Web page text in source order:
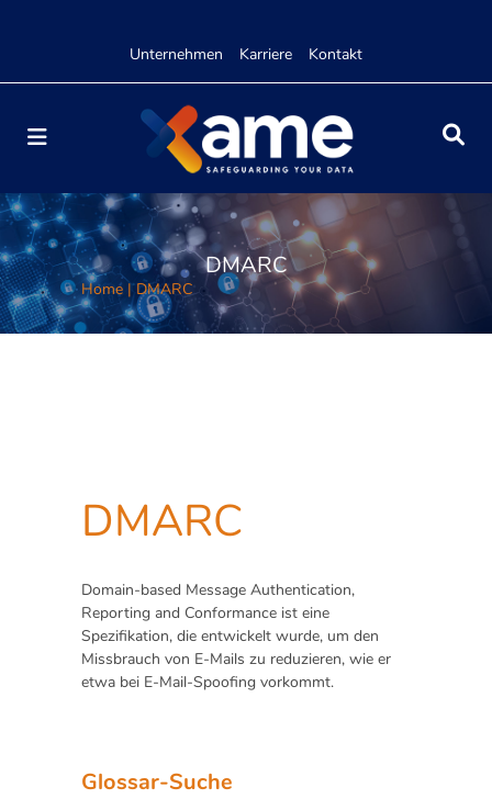
Unternehmen Karriere Kontakt
DMARC
Home |DMARC
DMARC
Domain-based Message Authentication,
Reporting and Conformance ist eine
Spezifikation, die entwickelt wurde, um den
Missbrauch von E-Mails zu reduzieren, wie er
etwa bei E-Mail-Spoofing vorkommt.
Glossar-Suche